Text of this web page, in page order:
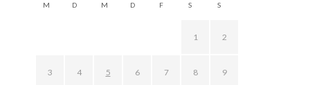
M D M D F S S
1 2
3 4 5 6 7 8 9